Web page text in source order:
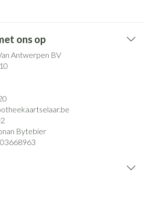
ons op
Antwerpen BV
Bytebier